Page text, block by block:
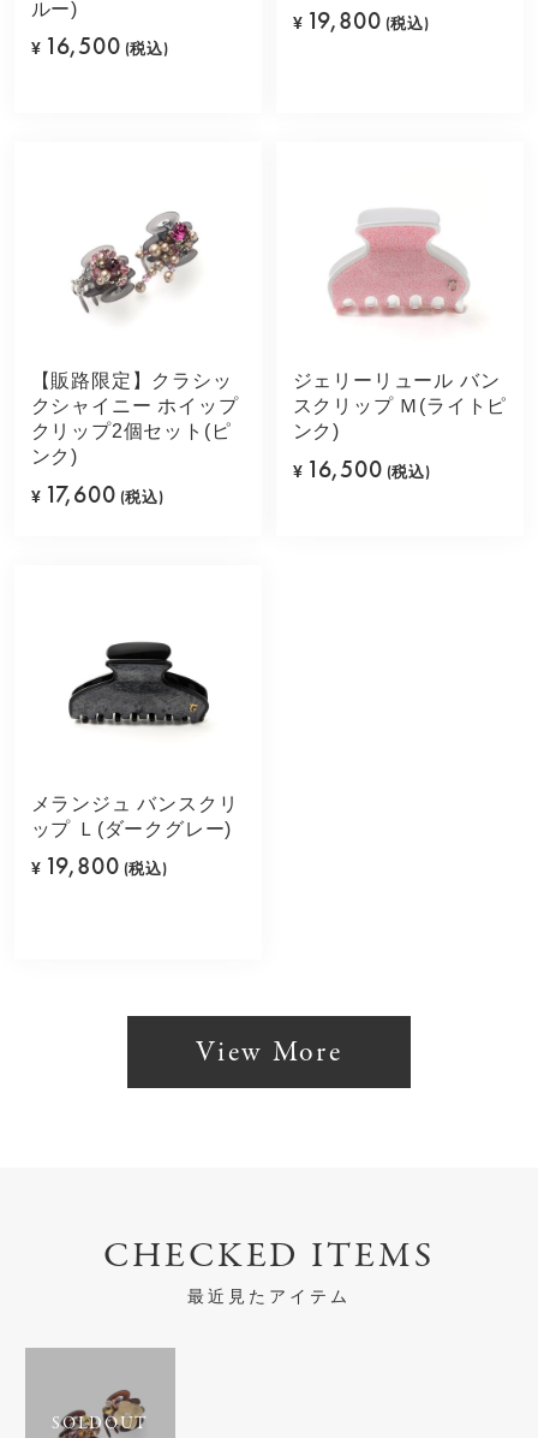
ルー)
¥ 16,500 (税込)
¥ 19,800 (税込)
【販路限定】クラシッ
クシャイニー ホイップ
クリップ2個セット(ピ
ンク)
¥ 17,600 (税込)
ジェリーリュール バン
スクリップ Ｍ(ライトピ
ンク)
¥ 16,500 (税込)
メランジュ バンスクリ
ップ Ｌ(ダークグレー)
¥ 19,800 (税込)
View More
CHECKED ITEMS
最近見たアイテム
SOLDOUT